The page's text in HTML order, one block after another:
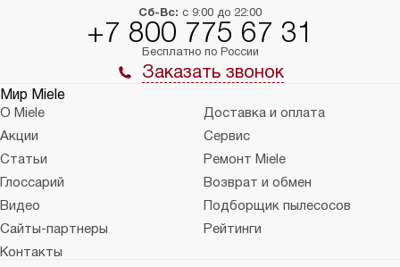
Сб-Вс: с 9:00 до 22:00
+7 800 775 67 31
Бесплатно по России
Заказать звонок
Мир Miele
О Miele
Доставка и оплата
Акции
Сервис
Статьи
Ремонт Miele
Глоссарий
Возврат и обмен
Видео
Подборщик пылесосов
Сайты-партнеры
Рейтинги
Контакты